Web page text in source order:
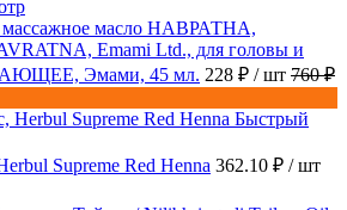
массажное масло НАВРАТНА,
Emami Ltd., для головы и
Эмами, 45 мл. 228 ₽ / шт 760 ₽
Быстрый
Supreme Red Henna 362.10 ₽ / шт